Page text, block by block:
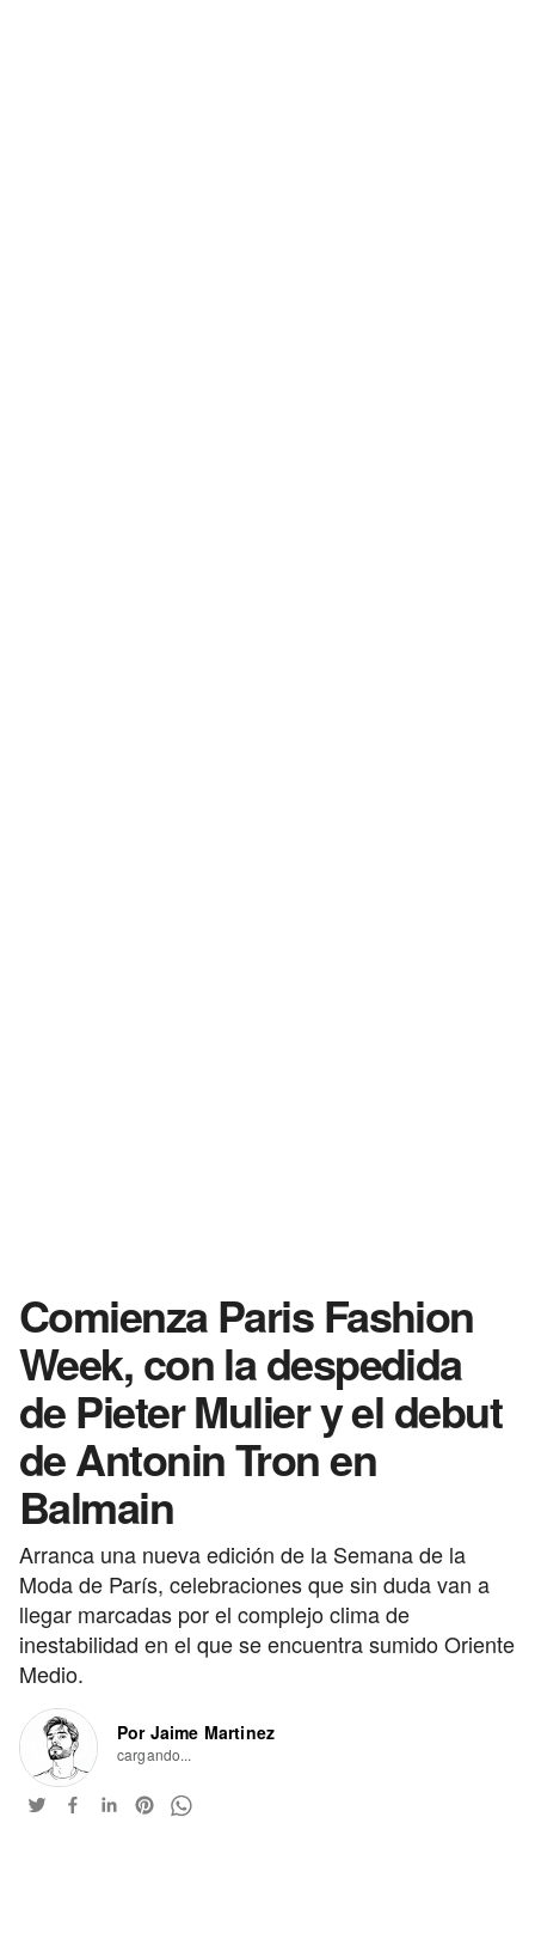
Comienza Paris Fashion
Week, con la despedida
de Pieter Mulier y el debut
de Antonin Tron en
Balmain
Arranca una nueva edición de la Semana de la
Moda de París, celebraciones que sin duda van a
llegar marcadas por el complejo clima de
inestabilidad en el que se encuentra sumido Oriente
Medio.
Por Jaime Martinez
cargando...